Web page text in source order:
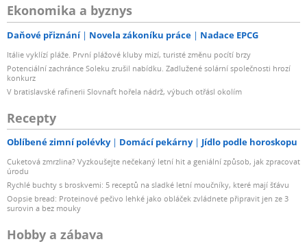
Ekonomika a byznys
Daňové přiznání Novela zákoníku práce Nadace EPCG
Itálie vyklízí pláže. První plážové kluby mizí, turisté změnu pocítí brzy
Potenciální zachránce Soleku zrušil nabídku. Zadlužené solární společnosti hrozí
konkurz
V bratislavské rafinerii Slovnaft hořela nádrž, výbuch otřásl okolím
Recepty
Oblíbené zimní polévky Domácí pekárny Jídlo podle horoskopu
Cuketová zmrzlina? Vyzkoušejte nečekaný letní hit a geniální způsob, jak zpracovat
úrodu
Rychlé buchty s broskvemi: 5 receptů na sladké letní moučníky, které mají šťávu
Oopsie bread: Proteinové pečivo lehké jako obláček zvládnete připravit jen ze 3
surovin a bez mouky
Hobby a zábava